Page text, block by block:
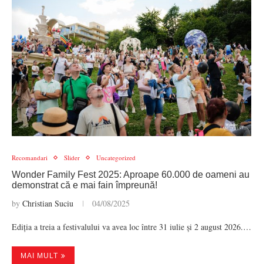
Recomandari Slider Uncategorized
Wonder Family Fest 2025: Aproape 60.000 de oameni au
demonstrat că e mai fain împreună!
by Christian Suciu 04/08/2025
Ediția a treia a festivalului va avea loc între 31 iulie și 2 august 2026.…
MAI MULT